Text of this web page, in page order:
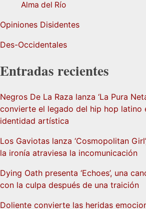
Alma del Río
Opiniones Disidentes
Des-Occidentales
Entradas recientes
Negros De La Raza lanza ‘La Pura
convierte el legado del hip hop latino
identidad artística
Los Gaviotas lanza ‘Cosmopolitan
la ironía atraviesa la incomunicación
Dying Oath presenta ‘Echoes’, una
con la culpa después de una traición
Doliente convierte las heridas